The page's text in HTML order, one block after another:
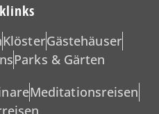
KlösterGästehäuser
Parks & Gärten
Meditationsreisen